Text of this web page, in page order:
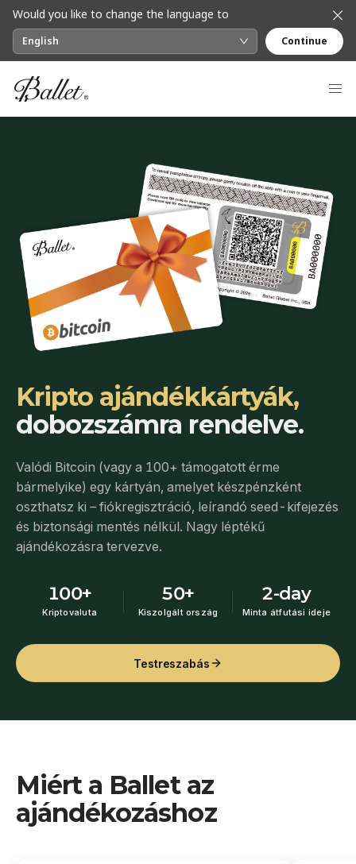
Would you like to change the language to
English Continue
Kripto ajándékkártyák,
dobozszámra rendelve.
Valódi Bitcoin (vagy a 100+ támogatott érme
bármelyike) egy kártyán, amelyet készpénzként
oszthatsz ki – fiókregisztráció, leírandó seed-kifejezés
és biztonsági mentés nélkül. Nagy léptékű
ajándékozásra tervezve.
100+
Kriptovaluta
50+
Kiszolgált ország
2-day
Minta átfutási ideje
Testreszabás
Miért a Ballet az
ajándékozáshoz
Navigated to REAL sorozatKripto cold storage